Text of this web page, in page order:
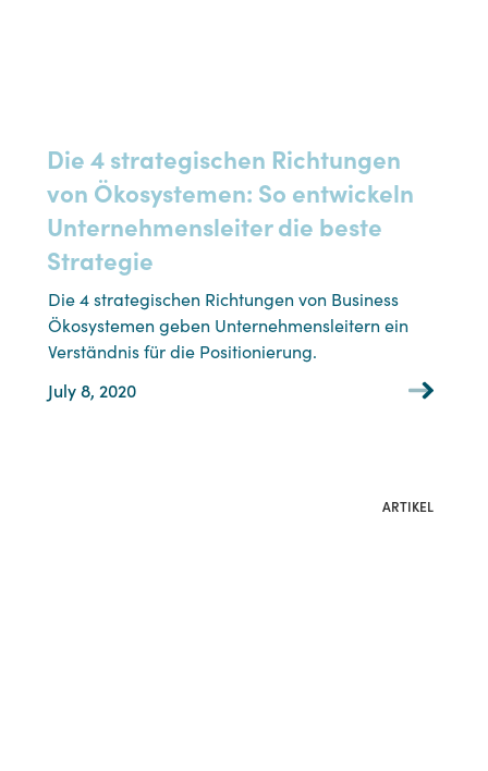
Die 4 strategischen Richtungen
von Ökosystemen: So entwickeln
Unternehmensleiter die beste
Strategie
Die 4 strategischen Richtungen von Business
Ökosystemen geben Unternehmensleitern ein
Verständnis für die Positionierung.
July 8, 2020
ARTIKEL